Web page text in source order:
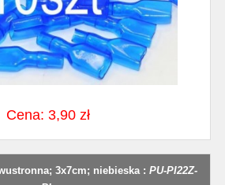
Cena: 3,90 zł
3x7cm; niebieska :PU-PI22Z-